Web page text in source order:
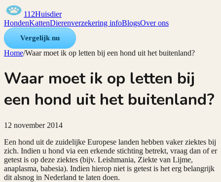
112Huisdier
HondenKattenDierenverzekering infoBlogsOver ons
Vergelijk nu
Home/Waar moet ik op letten bij een hond uit het buitenland?
Waar moet ik op letten bij
een hond uit het buitenland?
12 november 2014
Een hond uit de zuidelijke Europese landen hebben vaker ziektes bij
zich. Indien u hond via een erkende stichting betrekt, vraag dan of er
getest is op deze ziektes (bijv. Leishmania, Ziekte van Lijme,
anaplasma, babesia). Indien hierop niet is getest is het erg belangrijk
dit alsnog in Nederland te laten doen.